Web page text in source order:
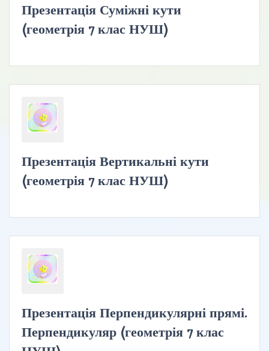
Презентація Суміжні кути
(геометрія 7 клас НУШ)
Презентація Вертикальні кути
(геометрія 7 клас НУШ)
Презентація Перпендикулярні прямі.
Перпендикуляр (геометрія 7 клас